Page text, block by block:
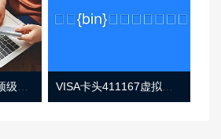
条纹 vs PayPal： 顶级功能， 定价 （和更多！ VISA卡头411167虚拟卡基础信息